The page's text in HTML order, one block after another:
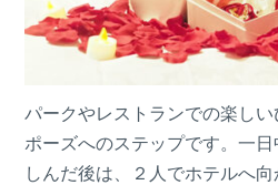
パークやレストランでの楽し
ポーズへのステップです。一
しんだ後は、２人でホテルへ向